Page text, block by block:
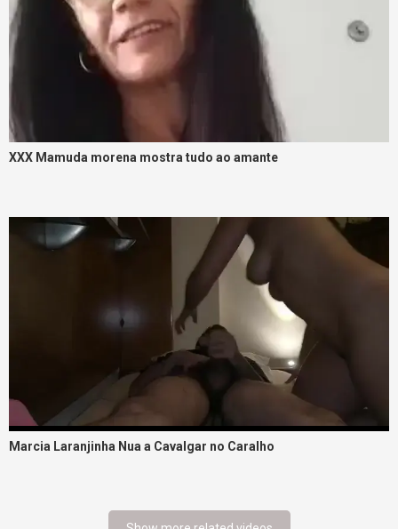
XXX Mamuda morena mostra tudo ao amante
Marcia Laranjinha Nua a Cavalgar no Caralho